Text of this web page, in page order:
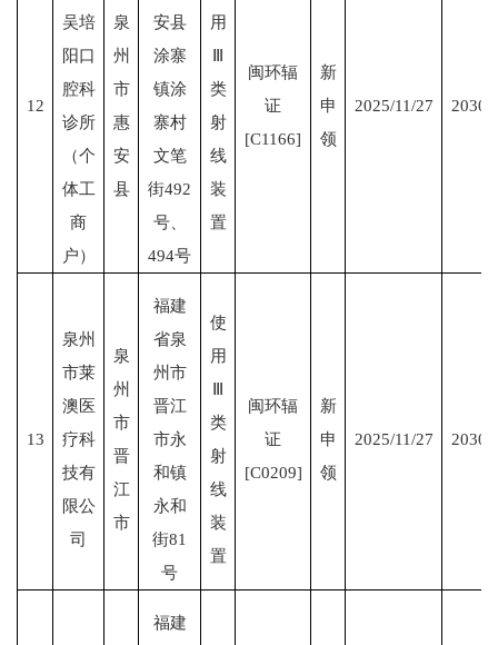
12
吴培
阳口
腔科
诊所
（个
体工
商
户）
泉
州
市
惠
安
县
安县
涂寨
镇涂
寨村
文笔
街492
号、
494号
用
Ⅲ
类
射
线
装
置
闽环辐
证
[C1166]
新
申
领
2025/11/27 2030/
13
泉州
市莱
澳医
疗科
技有
限公
司
泉
州
市
晋
江
市
福建
省泉
州市
晋江
市永
和镇
永和
街81
号
使
用
Ⅲ
类
射
线
装
置
闽环辐
证
[C0209]
新
申
领
2025/11/27 2030/
福建